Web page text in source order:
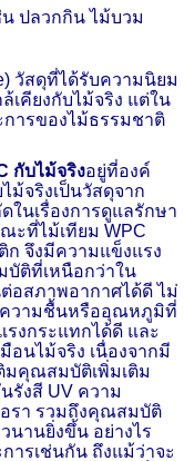
ปลวกกิน ไม้บวม
วัสดุที่ได้รับความนิยม
คียงกับไม้จริง แต่ใน
ารของไม้ธรรมชาติ
กับไม้จริงอยู่ที่องค์
จริงเป็นวัสดุจาก
นเรื่องการดูแลรักษา
ะที่ไม้เทียม WPC
ก จึงมีความแข็งแรง
ติที่เหนือกว่าใน
อสภาพอากาศได้ดี ไม่
ความชื้นหรืออุณหภูมิที่
งกระแทกได้ดี และ
อนไม้จริง เนื่องจากมี
มคุณสมบัติเพิ่มเติม
รังสี UV ความ
รา รวมถึงคุณสมบัติ
นานยิ่งขึ้น อย่างไร
ารเช่นกัน ถึงแม้ว่าจะ